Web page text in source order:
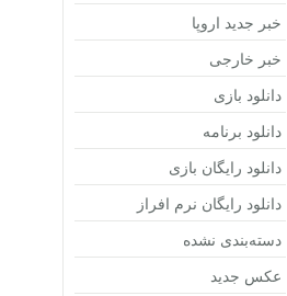
خبر جدید اروپا
خبر خارجی
دانلود بازی
دانلود برنامه
دانلود رایگان بازی
دانلود رایگان نرم افراز
دسته‌بندی نشده
عکس جدید